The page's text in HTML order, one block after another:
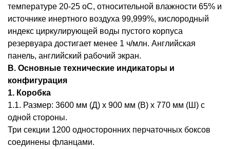
температуре 20-25 oC, относительной влажности 65% и
источнике инертного воздуха 99,999%, кислородный
индекс циркулирующей воды пустого корпуса
резервуара достигает менее 1 ч/млн. Английская
панель, английский рабочий экран.
B. Основные технические индикаторы и
конфигурация
1. Коробка
1.1. Размер: 3600 мм (Д) х 900 мм (В) х 770 мм (Ш) с
одной стороны.
Три секции 1200 односторонних перчаточных боксов
соединены фланцами.